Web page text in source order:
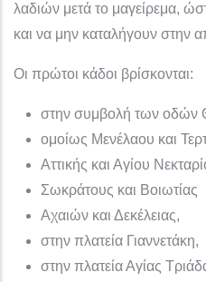
λαδιών μετά το μαγείρεμα,
και να μην καταλήγουν στην
Οι πρώτοι κάδοι βρίσκονται:
στην συμβολή των οδών
ομοίως Μενέλαου και
Αττικής και Αγίου
Σωκράτους και Βοιωτίας
Αχαιών και Δεκέλειας,
στην πλατεία Γιαννετάκη,
στην πλατεία Αγίας